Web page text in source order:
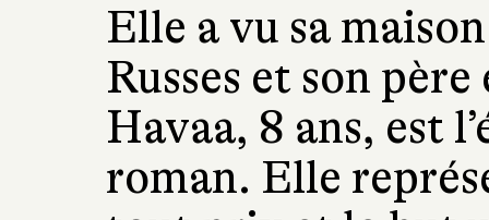
Elle a vu sa
Russes et son
Havaa, 8 ans, est
roman. Elle